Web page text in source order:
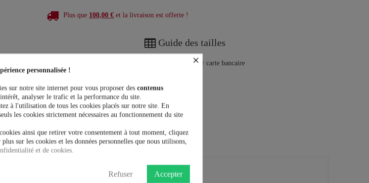
Plus que 100,00 € et la livraison est offerte !
Guide des tailles
×
personnalisée !
sur notre site internet pour vous proposer des contenus
analyser le trafic et la performance du site.
à l'utilisation de tous les cookies placés sur notre site. En
les cookies strictement nécessaires au fonctionnement du site
ainsi que retirer votre consentement à tout moment, cliquez
sur les cookies et les données personnelles que nous utilisons,
et de cookies.
Accepter
Refuser